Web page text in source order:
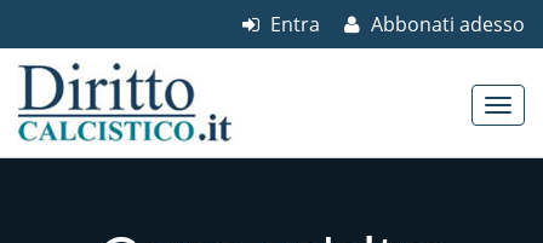
Abbonati adesso
Entra